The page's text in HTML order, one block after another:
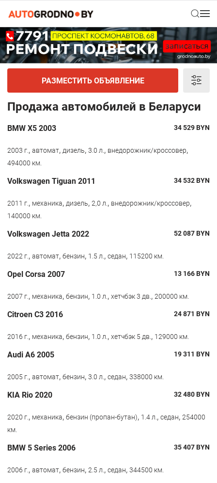
РАЗМЕСТИТЬ ОБЪЯВЛЕНИЕ
Продажа автомобилей в Беларуси
BMW X5 2003 34 529BYN
2003 г., автомат, дизель, 3.0 л., внедорожник/кроссовер,
494000 км.
Volkswagen Tiguan 2011 34 532BYN
2011 г., механика, дизель, 2,0 л., внедорожник/кроссовер,
140000 км.
Volkswagen Jetta 2022 52 087BYN
2022 г., автомат, бензин, 1.5 л., седан, 115200 км.
Opel Corsa 2007 13 166BYN
2007 г., механика, бензин, 1.0 л., хетчбэк 3 дв., 200000 км.
Citroen C3 2016 24 871 BYN
2016 г., механика, бензин, 1.0 л., хетчбэк 5 дв., 129000 км.
Audi A6 2005 19 311 BYN
2005 г., автомат, бензин, 3.0 л., седан, 338000 км.
KIA Rio 2020 32 480BYN
2020 г., механика, бензин (пропан-бутан), 1.4 л., седан, 254000
км.
BMW 5 Series 2006 35 407BYN
2006 г., автомат, бензин, 2.5 л., седан, 344500 км.